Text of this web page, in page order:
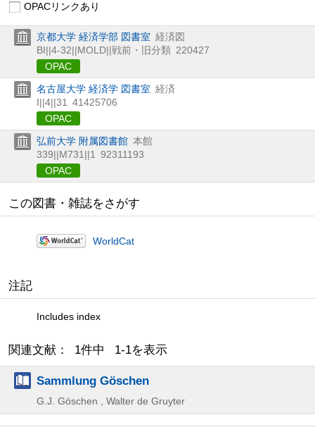
OPACリンクあり
京都大学 経済学部 図書室 経済図
BI||4-32||MOLD||戦前・旧分類 220427
OPAC
名古屋大学 経済学 図書室 経済
I||4||31
41425706
OPAC
弘前大学 附属図書館 本館
339||M731||1
92311193
OPAC
この図書・雑誌をさがす
WorldCat
注記
Includes index
関連文献： 1件中 1-1を表示
Sammlung Göschen
G.J. Göschen , Walter de Gruyter